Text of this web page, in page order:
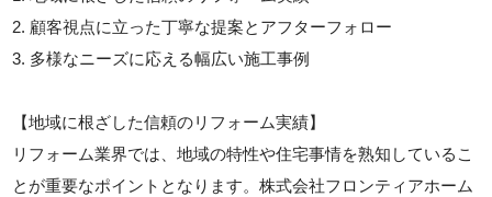
2. 顧客視点に立った丁寧な提案とアフターフォロー
3. 多様なニーズに応える幅広い施工事例
【地域に根ざした信頼のリフォーム実績】
リフォーム業界では、地域の特性や住宅事情を熟知しているこ
とが重要なポイントとなります。株式会社フロンティアホーム